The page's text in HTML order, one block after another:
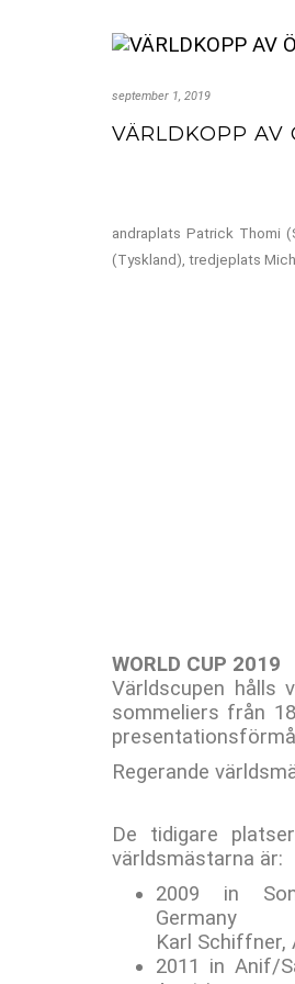
september 1, 2019
VÄRLDKOPP AV
andraplats Patrick Thomi
(Tyskland), tredjeplats
WORLD CUP 2019
Världscupen hålls
sommeliers från
Regerande
De tidigare
världsmästarna är:
2009 in
Germany
Karl Schiffner,
2011 in Anif/